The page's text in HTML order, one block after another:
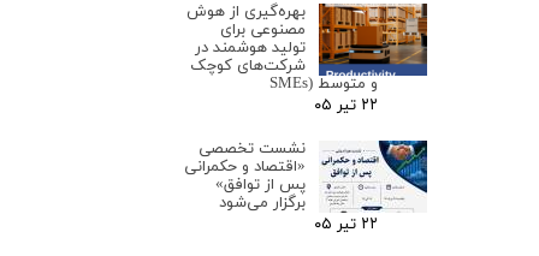
بهره‌گیری از هوش
مصنوعی برای
تولید هوشمند در
شرکت‌های کوچک
و متوسط (SMEs
۲۲ تیر ۰۵
نشست تخصصی
«اقتصاد و حکمرانی
پس از توافق»
برگزار می‌شود
۲۲ تیر ۰۵